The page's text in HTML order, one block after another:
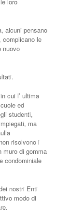
alcuni pensano
complicano le
nuovo
cui l’ ultima
ed
studenti,
ma
risolvono i
muro di gomma
condominiale
nostri Enti
modo di